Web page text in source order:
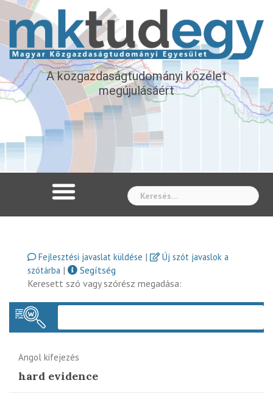
A közgazdaságtudományi közélet
megújulásáért
Fejlesztési javaslat küldése |
Új szót javaslok a
szótárba |
Segítség
Keresett szó vagy szórész megadása:
Angol kifejezés
hard evidence